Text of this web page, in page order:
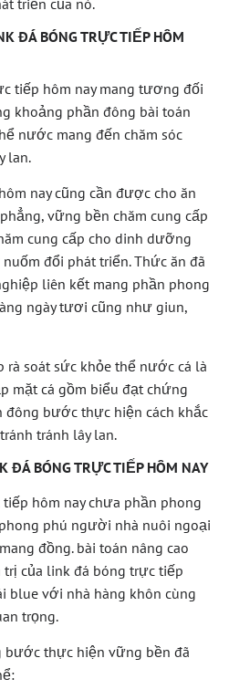
ĐÁ BÓNG TRỰC TIẾP HÔM
tiếp hôm nay mang tương đối
khoảng phần đông bài toán
nước mang đến chăm sóc
lan.
nay cũng cần được cho ăn
vững bền chăm cung cấp
cung cấp cho dinh dưỡng
đổi phát triển. Thức ăn đã
liên kết mang phần phong
ngày tươi cũng như giun,
rà soát sức khỏe thể nước cá là
mặt cá gồm biểu đạt chứng
đông bước thực hiện cách khắc
tránh lây lan.
ĐÁ BÓNG TRỰC TIẾP HÔM NAY
hôm nay chưa phần phong
phú người nhà nuôi ngoại
đồng. bài toán nâng cao
của link đá bóng trực tiếp
blue với nhà hàng khôn cùng
trọng.
bước thực hiện vững bền đã